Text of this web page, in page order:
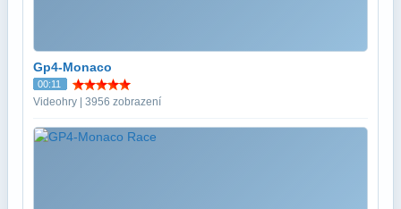
Gp4-Monaco
00:11
Videohry | 3956 zobrazení